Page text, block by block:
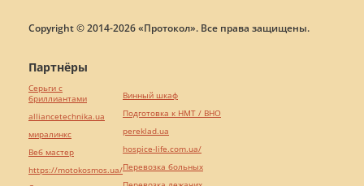
Copyright © 2014-2026 «Протокол». Все права защищены.
Партнёры
Серьги с
бриллиантами
alliancetechnika.ua
миралинкс
Веб мастер
https://motokosmos.ua/
Винный шкаф
Подготовка к НМТ / ВНО
pereklad.ua
hospice-life.com.ua/
Перевозка больных